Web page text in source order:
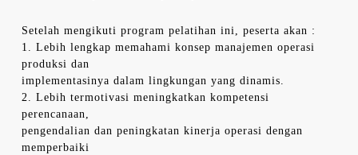
Setelah mengikuti program pelatihan ini, peserta akan :
1. Lebih lengkap memahami konsep manajemen operasi
produksi dan
implementasinya dalam lingkungan yang dinamis.
2. Lebih termotivasi meningkatkan kompetensi
perencanaan,
pengendalian dan peningkatan kinerja operasi dengan
memperbaiki